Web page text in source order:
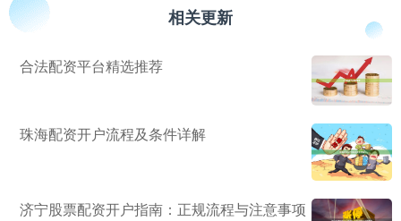
相关更新
合法配资平台精选推荐
珠海配资开户流程及条件详解
济宁股票配资开户指南：正规流程与注意事项